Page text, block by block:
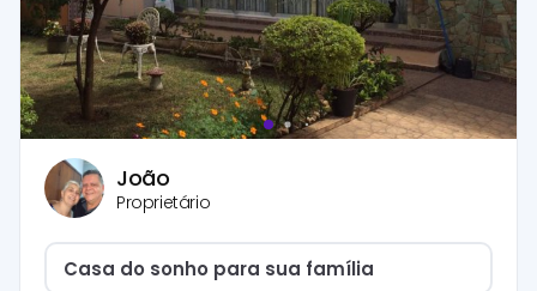
João
Proprietário
Casa do sonho para sua família